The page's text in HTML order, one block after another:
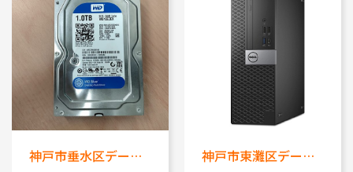
神戸市垂水区データ復旧事例｜開...
神戸市東灘区データ復旧｜Dドラ...